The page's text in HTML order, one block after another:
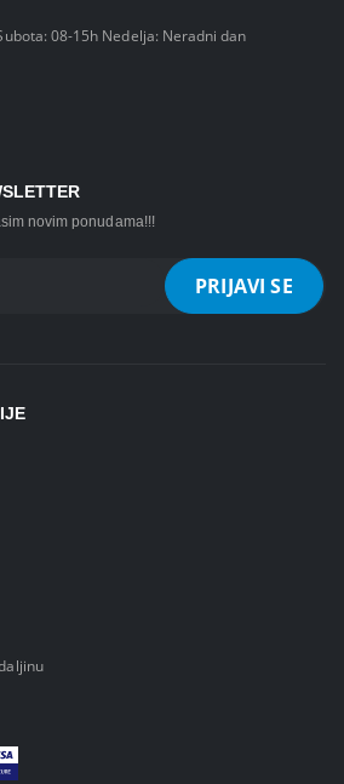
08-15h Nedelja: Neradni dan
novim ponudama!!!